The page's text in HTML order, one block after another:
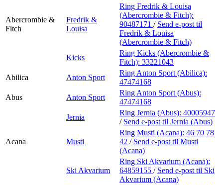
Abercrombie &
Fitch
Fredrik &
Louisa
Ring Fredrik & Louisa
(Abercrombie & Fitch):
90487171 / Send e-post til
Fredrik & Louisa
(Abercrombie & Fitch)
Kicks
Ring Kicks (Abercrombie &
Fitch): 33221043
Abilica
Anton Sport
Ring Anton Sport (Abilica):
47474168
Abus
Anton Sport
Ring Anton Sport (Abus):
47474168
Jernia
Ring Jernia (Abus): 40005947
/ Send e-post til Jernia (Abus)
Acana Musti
Ring Musti (Acana): 46 70 78
42 / Send e-post til Musti
(Acana)
Ski Akvarium
Ring Ski Akvarium (Acana):
64859155 / Send e-post til Ski
Akvarium (Acana)